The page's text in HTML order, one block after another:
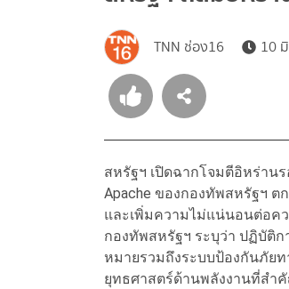
TNN ช่อง16 10
สหรัฐฯ เปิดฉากโจมตีอิหร่าน
Apache ของกองทัพสหรัฐฯ
และเพิ่มความไม่แน่นอนต่อค
กองทัพสหรัฐฯ ระบุว่า ปฏิบัติก
หมายรวมถึงระบบป้องกันภัยท
ยุทธศาสตร์ด้านพลังงานที่สำ